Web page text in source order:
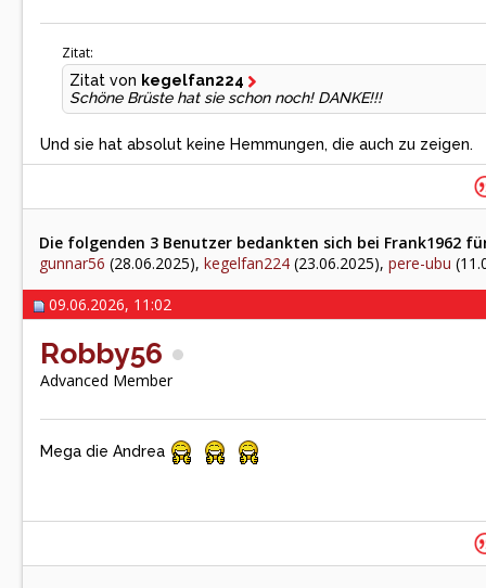
Zitat:
Zitat von kegelfan224
Schöne Brüste hat sie schon noch! DANKE!!!
Und sie hat absolut keine Hemmungen, die auch zu zeigen.
Die folgenden 3 Benutzer bedankten sich bei Frank1962
gunnar56 (28.06.2025), kegelfan224 (23.06.2025), pere-ubu
09.06.2026, 11:02
Robby56
Advanced Member
Mega die Andrea